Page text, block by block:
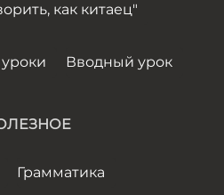
как китаец"
Вводный урок
Грамматика